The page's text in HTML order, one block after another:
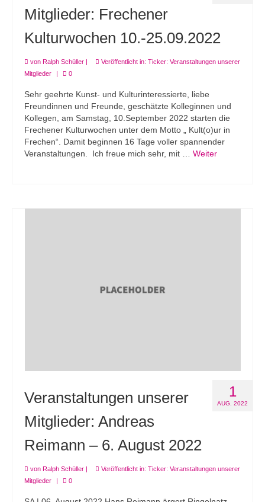
Mitglieder: Frechener
Kulturwochen 10.-25.09.2022
von Ralph Schüller | Veröffentlicht in: Ticker: Veranstaltungen unserer
Mitglieder
| 0
Sehr geehrte Kunst- und Kulturinteressierte, liebe
Freundinnen und Freunde, geschätzte Kolleginnen und
Kollegen, am Samstag, 10.September 2022 starten die
Frechener Kulturwochen unter dem Motto „ Kult(o)ur in
Frechen“. Damit beginnen 16 Tage voller spannender
Veranstaltungen. Ich freue mich sehr, mit … Weiter
1
AUG. 2022
Veranstaltungen unserer
Mitglieder: Andreas
Reimann – 6. August 2022
von Ralph Schüller | Veröffentlicht in: Ticker: Veranstaltungen unserer
Mitglieder
| 0